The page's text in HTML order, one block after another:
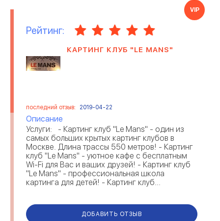
VIP
Рейтинг:
КАРТИНГ КЛУБ "LE MANS"
последний отзыв: 2019-04-22
Описание
Услуги: - Картинг клуб "Le Mans" - один из
самых больших крытых картинг клубов в
Москве. Длина трассы 550 метров! - Картинг
клуб "Le Mans" - уютное кафе с бесплатным
Wi-Fi для Вас и ваших друзей! - Картинг клуб
"Le Mans" - профессиональная школа
картинга для детей! - Картинг клуб...
ДОБАВИТЬ ОТЗЫВ